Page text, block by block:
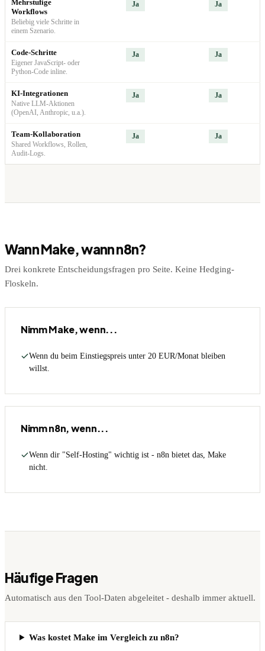
Mehrstufige
Workflows
Beliebig viele Schritte in
einem Szenario.
Ja Ja
Code-Schritte
Eigener JavaScript- oder
Python-Code inline.
Ja Ja
KI-Integrationen
Native LLM-Aktionen
(OpenAI, Anthropic, u.a.).
Ja Ja
Team-Kollaboration
Shared Workflows, Rollen,
Audit-Logs.
Ja Ja
WannMake, wannn8n?
Drei konkrete Entscheidungsfragen pro Seite. Keine Hedging-
Floskeln.
Nimm Make, wenn...
Wenn du beim Einstiegspreis unter 20 EUR/Monat bleiben
willst.
Nimm n8n, wenn...
Wenn dir "Self-Hosting" wichtig ist - n8n bietet das, Make
nicht.
Häufige Fragen
Automatisch aus den Tool-Daten abgeleitet - deshalb immer aktuell.
Was kostet Make im Vergleich zu n8n?